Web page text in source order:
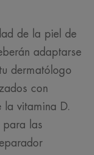
de la piel de
adaptarse
dermatólogo
con
la vitamina D.
para las